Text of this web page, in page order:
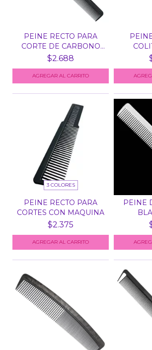
PEINE RECTO PARA
CORTE DE CARBONO
NEGRO...
$2.688
3 COLORES
PEINE RECTO PARA
CORTES CON MAQUINA
$2.375
AGREGAR AL CARRITO
PEINE